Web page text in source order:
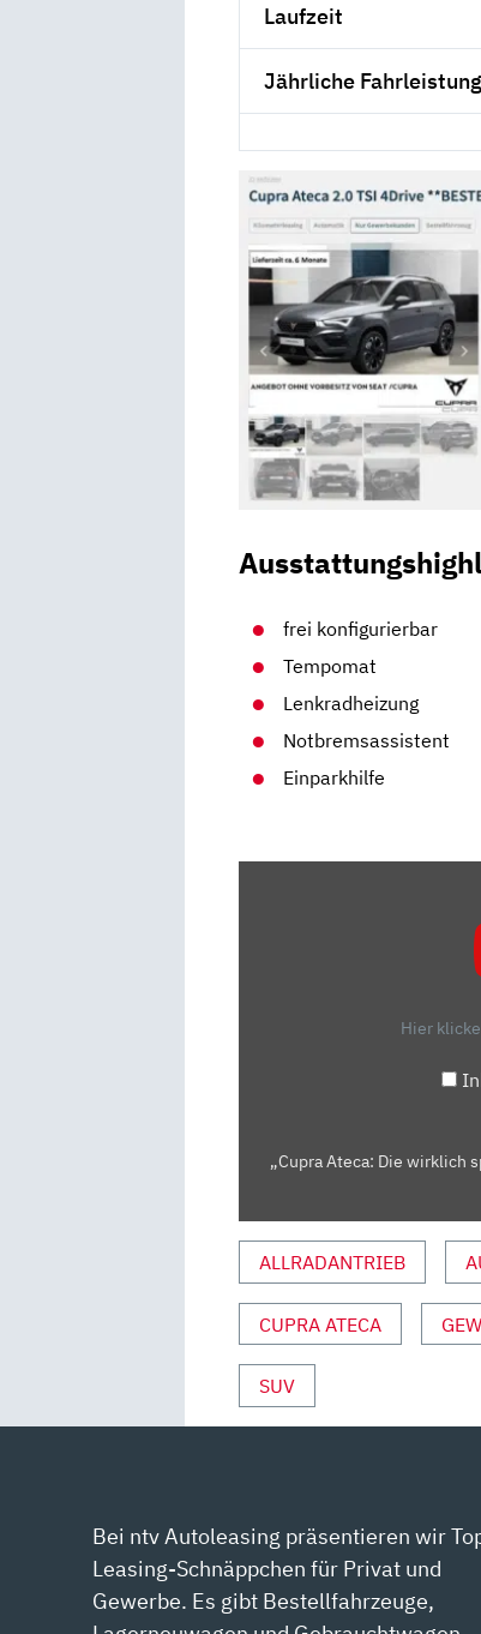
Laufzeit
Jährliche Fahrleistung
frei konfigurierbar
Tempomat
Lenkradheizung
Notbremsassistent
Einparkhilfe
TEST/REVIEW
AUTO
MOTOR
UND
SPORT“
VON
YOUTUBE
ANZEIGEN
Hier
„Cupra Ateca: Die wirklich
ALLRADANTRIEB
CUPRA ATECA
SUV
Bei ntv Autoleasing präsentieren wir
Leasing-Schnäppchen für Privat und
Gewerbe. Es gibt Bestellfahrzeuge,